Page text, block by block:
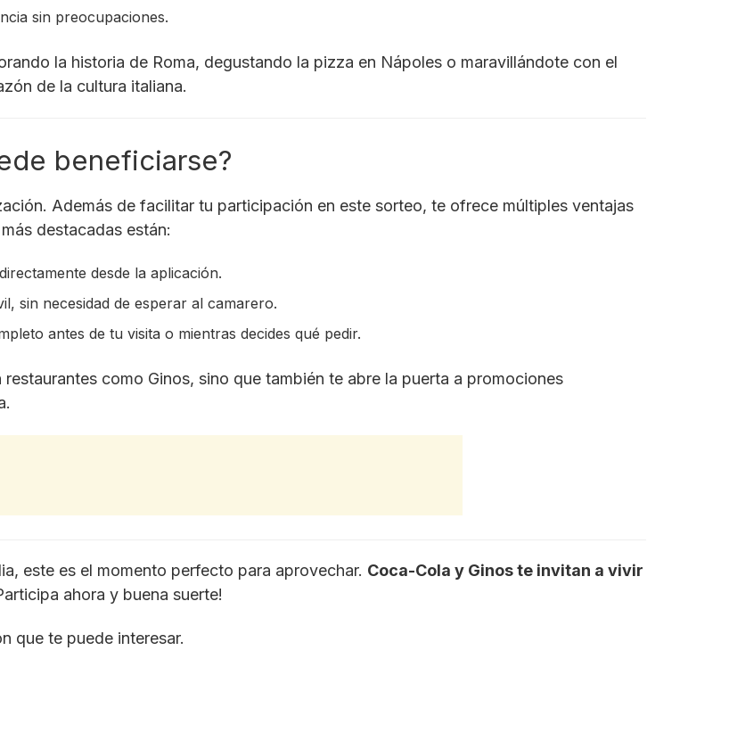
sin preocupaciones.
la historia de Roma, degustando la pizza en Nápoles o maravillándote con el
de la cultura italiana.
beneficiarse?
Además de facilitar tu participación en este sorteo, te ofrece múltiples ventajas
destacadas están:
desde la aplicación.
sin necesidad de esperar al camarero.
antes de tu visita o mientras decides qué pedir.
como Ginos, sino que también te abre la puerta a promociones
este es el momento perfecto para aprovechar. Coca-Cola y Ginos te invitan a vivir
ahora y buena suerte!
que te puede interesar.